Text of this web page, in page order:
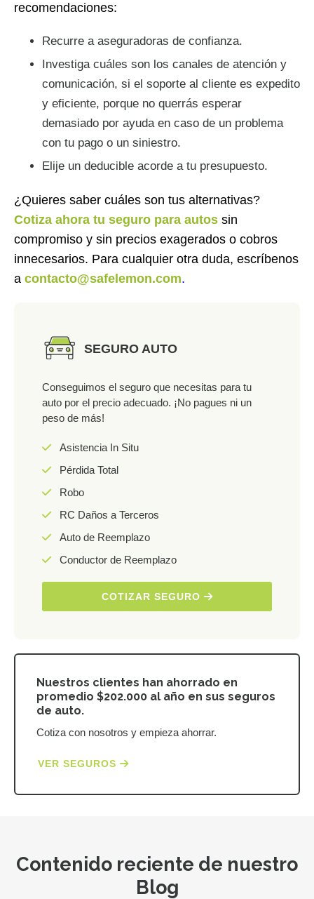
recomendaciones:
Recurre a aseguradoras de confianza.
Investiga cuáles son los canales de atención y
comunicación, si el soporte al cliente es expedito
y eficiente, porque no querrás esperar
demasiado por ayuda en caso de un problema
con tu pago o un siniestro.
Elije un deducible acorde a tu presupuesto.
¿Quieres saber cuáles son tus alternativas?
Cotiza ahora tu seguro para autos sin
compromiso y sin precios exagerados o cobros
innecesarios. Para cualquier otra duda, escríbenos
a contacto@safelemon.com.
SEGURO AUTO
Conseguimos el seguro que necesitas para tu
auto por el precio adecuado. ¡No pagues ni un
peso de más!
Asistencia In Situ
Pérdida Total
Robo
RC Daños a Terceros
Auto de Reemplazo
Conductor de Reemplazo
COTIZAR SEGURO
Nuestros clientes han ahorrado en
promedio $202.000 al año en sus seguros
de auto.
Cotiza con nosotros y empieza ahorrar.
VER SEGUROS
Contenido reciente de nuestro
Blog